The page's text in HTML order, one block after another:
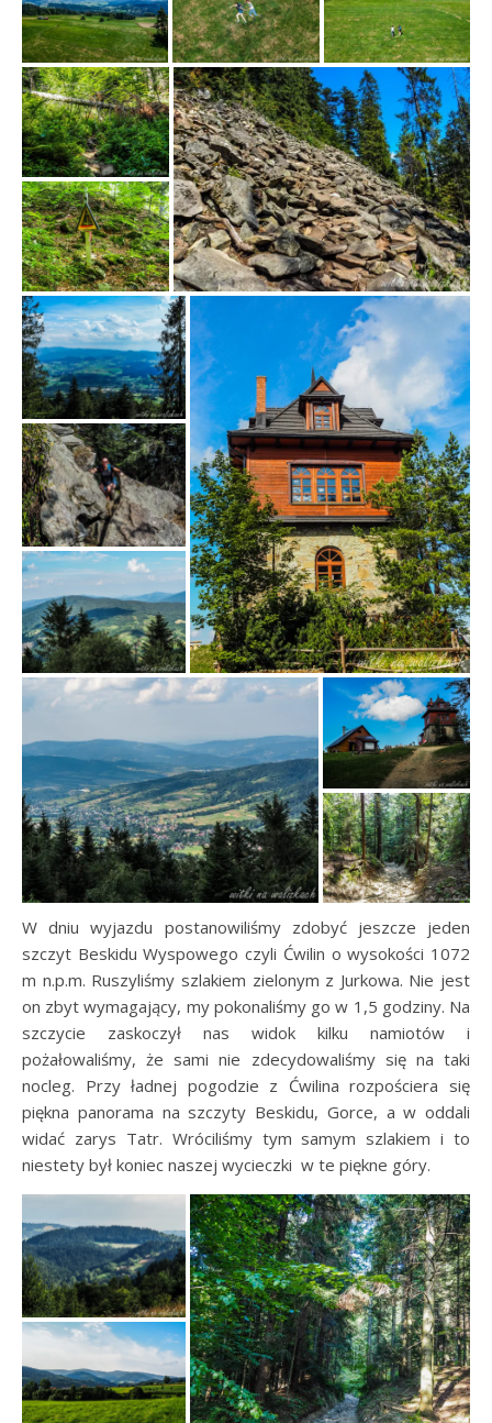
W dniu wyjazdu postanowiliśmy zdobyć jeszcze jeden
szczyt Beskidu Wyspowego czyli Ćwilin o wysokości 1072
m n.p.m. Ruszyliśmy szlakiem zielonym z Jurkowa. Nie jest
on zbyt wymagający, my pokonaliśmy go w 1,5 godziny. Na
szczycie zaskoczył nas widok kilku namiotów i
pożałowaliśmy, że sami nie zdecydowaliśmy się na taki
nocleg. Przy ładnej pogodzie z Ćwilina rozpościera się
piękna panorama na szczyty Beskidu, Gorce, a w oddali
widać zarys Tatr. Wróciliśmy tym samym szlakiem i to
niestety był koniec naszej wycieczki w te piękne góry.